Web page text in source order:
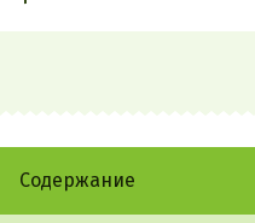
Содержание